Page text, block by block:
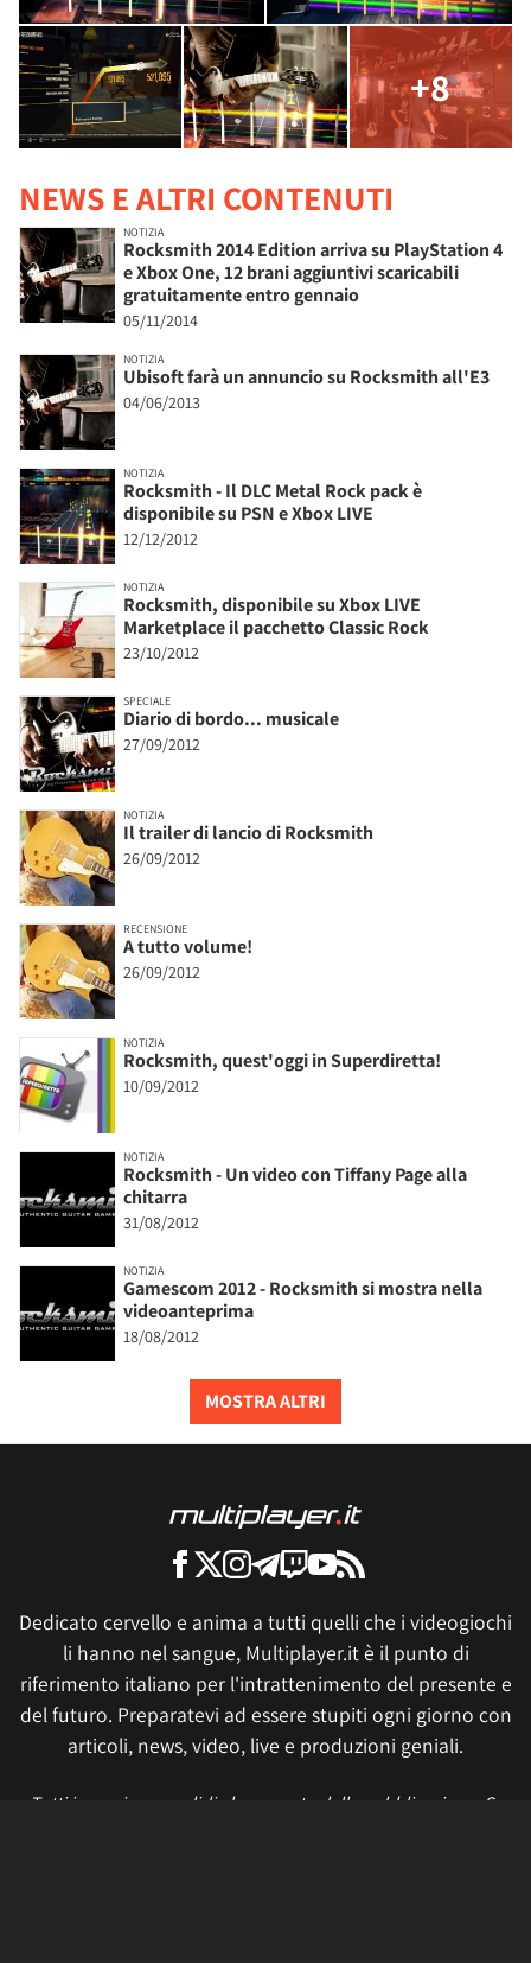
+8
NEWS E ALTRI CONTENUTI
NOTIZIA
Rocksmith 2014 Edition arriva su PlayStation 4
e Xbox One, 12 brani aggiuntivi scaricabili
gratuitamente entro gennaio
05/11/2014
NOTIZIA
Ubisoft farà un annuncio su Rocksmith all'E3
04/06/2013
NOTIZIA
Rocksmith - Il DLC Metal Rock pack è
disponibile su PSN e Xbox LIVE
12/12/2012
NOTIZIA
Rocksmith, disponibile su Xbox LIVE
Marketplace il pacchetto Classic Rock
23/10/2012
SPECIALE
Diario di bordo... musicale
27/09/2012
NOTIZIA
Il trailer di lancio di Rocksmith
26/09/2012
RECENSIONE
A tutto volume!
26/09/2012
NOTIZIA
Rocksmith, quest'oggi in Superdiretta!
10/09/2012
NOTIZIA
Rocksmith - Un video con Tiffany Page alla
chitarra
31/08/2012
NOTIZIA
Gamescom 2012 - Rocksmith si mostra nella
videoanteprima
18/08/2012
MOSTRA ALTRI
Dedicato cervello e anima a tutti quelli che i videogiochi
li hanno nel sangue, Multiplayer.it è il punto di
riferimento italiano per l'intrattenimento del presente e
del futuro. Preparatevi ad essere stupiti ogni giorno con
articoli, news, video, live e produzioni geniali.
Tutti i prezzi sono validi al momento della pubblicazione. Se